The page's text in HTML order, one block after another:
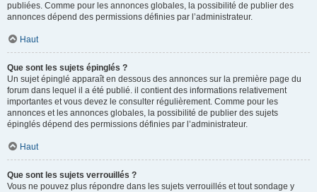
publiées. Comme pour les annonces globales, la possibilité de publier des
annonces dépend des permissions définies par l’administrateur.
Haut
Que sont les sujets épinglés ?
Un sujet épinglé apparaît en dessous des annonces sur la première page du
forum dans lequel il a été publié. il contient des informations relativement
importantes et vous devez le consulter régulièrement. Comme pour les
annonces et les annonces globales, la possibilité de publier des sujets
épinglés dépend des permissions définies par l’administrateur.
Haut
Que sont les sujets verrouillés ?
Vous ne pouvez plus répondre dans les sujets verrouillés et tout sondage y